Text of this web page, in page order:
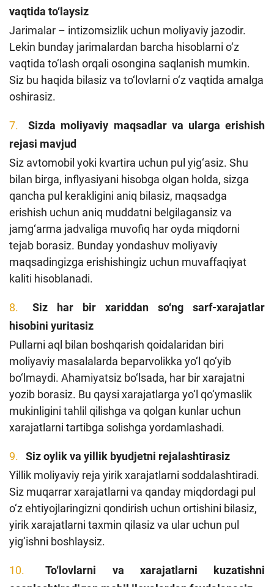
vaqtida to‘laysiz
Jarimalar – intizomsizlik uchun moliyaviy jazodir.
Lekin bunday jarimalardan barcha hisoblarni o‘z
vaqtida to‘lash orqali osongina saqlanish mumkin.
Siz bu haqida bilasiz va to‘lovlarni o‘z vaqtida amalga
oshirasiz.
Sizda moliyaviy maqsadlar va ularga erishish
rejasi mavjud
Siz avtomobil yoki kvartira uchun pul yig‘asiz. Shu
bilan birga, inflyasiyani hisobga olgan holda, sizga
qancha pul kerakligini aniq bilasiz, maqsadga
erishish uchun aniq muddatni belgilagansiz va
jamg‘arma jadvaliga muvofiq har oyda miqdorni
tejab borasiz. Bunday yondashuv moliyaviy
maqsadingizga erishishingiz uchun muvaffaqiyat
kaliti hisoblanadi.
Siz har bir xariddan so‘ng sarf-xarajatlar
hisobini yuritasiz
Pullarni aql bilan boshqarish qoidalaridan biri
moliyaviy masalalarda beparvolikka yo‘l qo‘yib
bo‘lmaydi. Ahamiyatsiz bo‘lsada, har bir xarajatni
yozib borasiz. Bu qaysi xarajatlarga yo‘l qo‘ymaslik
mukinligini tahlil qilishga va qolgan kunlar uchun
xarajatlarni tartibga solishga yordamlashadi.
Siz oylik va yillik byudjetni rejalashtirasiz
Yillik moliyaviy reja yirik xarajatlarni soddalashtiradi.
Siz muqarrar xarajatlarni va qanday miqdordagi pul
o‘z ehtiyojlaringizni qondirish uchun ortishini bilasiz,
yirik xarajatlarni taxmin qilasiz va ular uchun pul
yig‘ishni boshlaysiz.
To‘lovlarni va xarajatlarni kuzatishni